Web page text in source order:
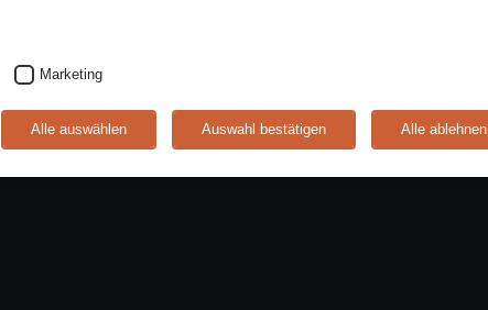
Marketing
Alle auswählen Auswahl bestätigen Alle ablehnen